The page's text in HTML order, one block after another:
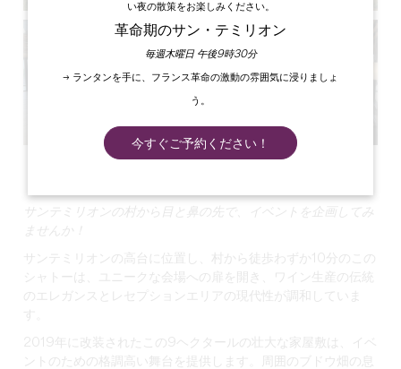
サンテミリオンの村から目と鼻の先で、イベントを企画してみ
ませんか！
サンテミリオンの高台に位置し、村から徒歩わずか10分のこの
シャトーは、ユニークな会場への扉を開き、ワイン生産の伝統
のエレガンスとレセプションエリアの現代性が調和していま
す。
2019年に改装されたこの9ヘクタールの壮大な家屋敷は、イベ
ントのための格調高い舞台を提供します。周囲のブドウ畑の息
い夜の散策をお楽しみください。
革命期のサン・テミリオン
毎週木曜日 午後9時30分
→ ランタンを手に、フランス革命の激動の雰囲気に浸りましょ
う。
今すぐご予約ください！